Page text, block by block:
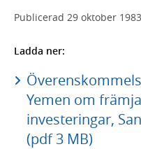
Publicerad 29 oktober 1983
Ladda ner:
Yemen om
investeringar,
(pdf 3 MB)